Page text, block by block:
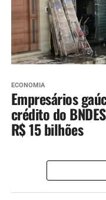
ECONOMIA
Empresários
crédito do
R$ 15 bilhões